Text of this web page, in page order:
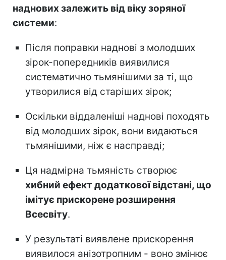
наднових залежить від віку зоряної
системи:
Після поправки наднові з молодших
зірок-попередників виявилися
систематично тьмянішими за ті, що
утворилися від старіших зірок;
Оскільки віддаленіші наднові походять
від молодших зірок, вони видаються
тьмянішими, ніж є насправді;
Ця надмірна тьмяність створює
хибний ефект додаткової відстані, що
імітує прискорене розширення
Всесвіту.
У результаті виявлене прискорення
виявилося анізотропним - воно змінює